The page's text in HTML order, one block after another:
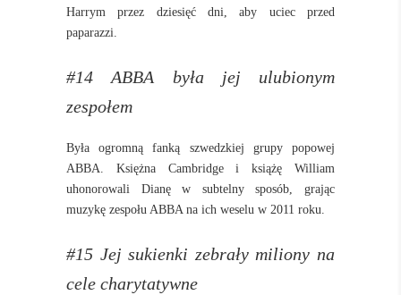
Harrym przez dziesięć dni, aby uciec przed
paparazzi.
#14 ABBA była jej ulubionym
zespołem
Była ogromną fanką szwedzkiej grupy popowej
ABBA. Księżna Cambridge i książę William
uhonorowali Dianę w subtelny sposób, grając
muzykę zespołu ABBA na ich weselu w 2011 roku.
#15 Jej sukienki zebrały miliony na
cele charytatywne